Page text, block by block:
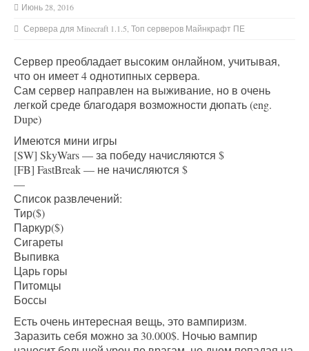
Июнь 28, 2016
Сервера для Minecraft 1.1.5 Топ серверов Майнкрафт ПЕ
Сервер преобладает высоким онлайном, учитывая,
что он имеет 4 однотипных сервера.
Сам сервер направлен на выживание, но в очень
легкой среде благодаря возможности дюпать (eng.
Dupe)
Имеются мини игры
[SW] SkyWars — за победу начисляются $
[FB] FastBreak — не начисляются $
—
Список развлечений:
Тир($)
Паркур($)
Сигареты
Выпивка
Царь горы
Питомцы
Боссы
Есть очень интересная вещь, это вампиризм.
Заразить себя можно за 30.000$. Ночью вампир